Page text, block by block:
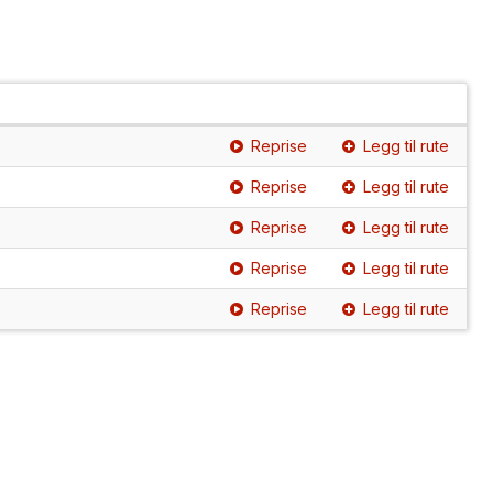
Reprise Legg til rute
Reprise Legg til rute
Reprise Legg til rute
Reprise Legg til rute
Reprise Legg til rute